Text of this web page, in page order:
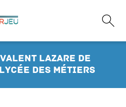
Lazare de
des métiers